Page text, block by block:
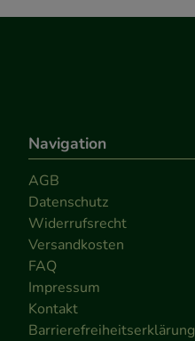
Navigation
AGB
Datenschutz
Widerrufsrecht
Versandkosten
FAQ
Impressum
Kontakt
Barrierefreiheitserklärung